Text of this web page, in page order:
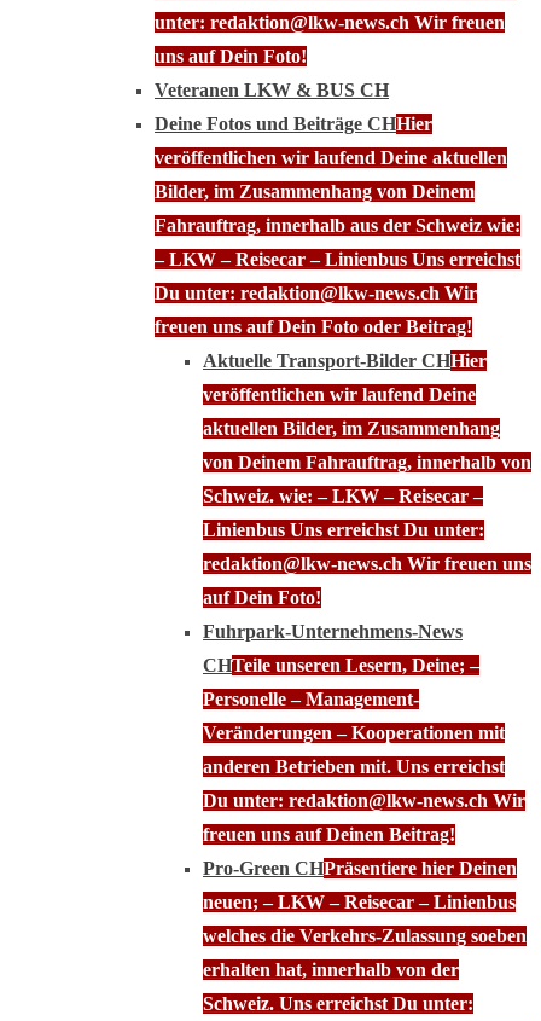
unter: redaktion@lkw-news.ch Wir freuen
uns auf Dein Foto!
Veteranen LKW & BUS CH
Deine Fotos und Beiträge CHHier
veröffentlichen wir laufend Deine aktuellen
Bilder, im Zusammenhang von Deinem
Fahrauftrag, innerhalb aus der Schweiz wie:
– LKW – Reisecar – Linienbus Uns erreichst
Du unter: redaktion@lkw-news.ch Wir
freuen uns auf Dein Foto oder Beitrag!
Aktuelle Transport-Bilder CHHier
veröffentlichen wir laufend Deine
aktuellen Bilder, im Zusammenhang
von Deinem Fahrauftrag, innerhalb von
Schweiz. wie: – LKW – Reisecar –
Linienbus Uns erreichst Du unter:
redaktion@lkw-news.ch Wir freuen uns
auf Dein Foto!
Fuhrpark-Unternehmens-News
CHTeile unseren Lesern, Deine; –
Personelle – Management-
Veränderungen – Kooperationen mit
anderen Betrieben mit. Uns erreichst
Du unter: redaktion@lkw-news.ch Wir
freuen uns auf Deinen Beitrag!
Pro-Green CHPräsentiere hier Deinen
neuen; – LKW – Reisecar – Linienbus
welches die Verkehrs-Zulassung soeben
erhalten hat, innerhalb von der
Schweiz. Uns erreichst Du unter: